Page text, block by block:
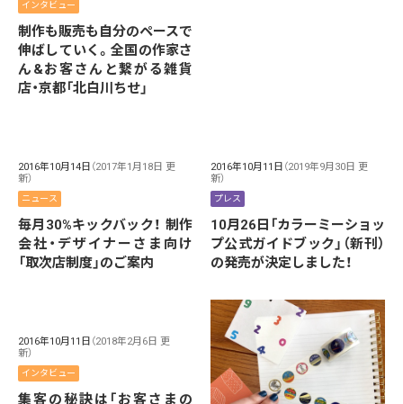
インタビュー
制作も販売も自分のペースで
伸ばしていく。全国の作家さ
ん&お客さんと繋がる雑貨
店・京都「北白川ちせ」
2016年10月14日 （2017年1月18日 更
新）
ニュース
毎月30%キックバック！ 制作
会社・デザイナーさま向け
「取次店制度」のご案内
2016年10月11日 （2019年9月30日 更
新）
プレス
10月26日「カラーミーショッ
プ公式ガイドブック」（新刊）
の発売が決定しました！
2016年10月11日 （2018年2月6日 更
新）
インタビュー
集客の秘訣は「お客さまの